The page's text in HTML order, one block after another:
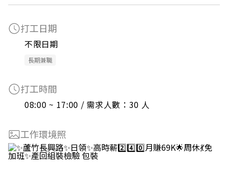
打工日期
不限日期
長期兼職
打工時間
08:00 ~ 17:00 / 需求人數：30 人
工作環境照